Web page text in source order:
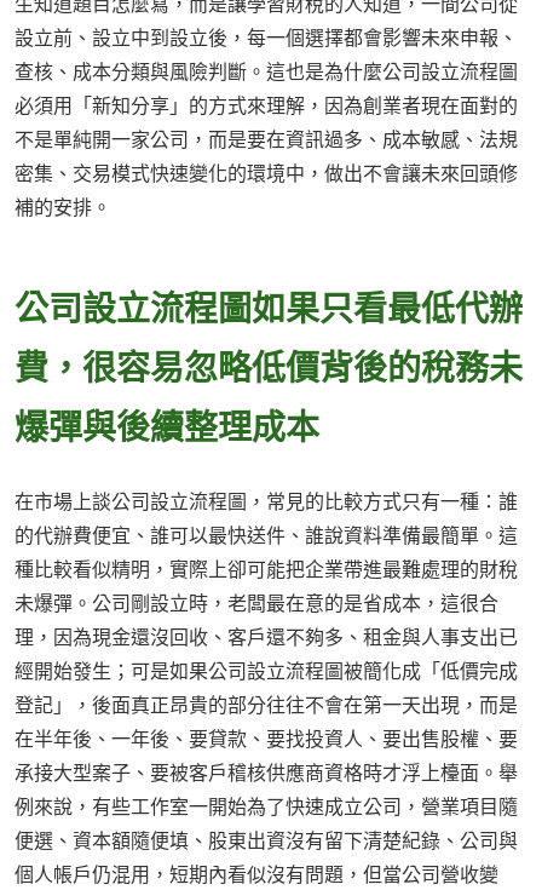
設立前、設立中到設立後，每一個選擇都會影響未來申報、
查核、成本分類與風險判斷。這也是為什麼公司設立流程圖
必須用「新知分享」的方式來理解，因為創業者現在面對的
不是單純開一家公司，而是要在資訊過多、成本敏感、法規
密集、交易模式快速變化的環境中，做出不會讓未來回頭修
補的安排。
公司設立流程圖如果只看最低代辦
費，很容易忽略低價背後的稅務未
爆彈與後續整理成本
在市場上談公司設立流程圖，常見的比較方式只有一種：誰
的代辦費便宜、誰可以最快送件、誰說資料準備最簡單。這
種比較看似精明，實際上卻可能把企業帶進最難處理的財稅
未爆彈。公司剛設立時，老闆最在意的是省成本，這很合
理，因為現金還沒回收、客戶還不夠多、租金與人事支出已
經開始發生；可是如果公司設立流程圖被簡化成「低價完成
登記」，後面真正昂貴的部分往往不會在第一天出現，而是
在半年後、一年後、要貸款、要找投資人、要出售股權、要
承接大型案子、要被客戶稽核供應商資格時才浮上檯面。舉
例來說，有些工作室一開始為了快速成立公司，營業項目隨
便選、資本額隨便填、股東出資沒有留下清楚紀錄、公司與
個人帳戶仍混用，短期內看似沒有問題，但當公司營收變